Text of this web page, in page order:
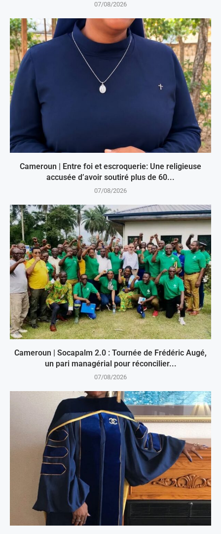
07/08/2026
Cameroun | Entre foi et escroquerie: Une religieuse
accusée d’avoir soutiré plus de 60...
07/08/2026
Cameroun | Socapalm 2.0 : Tournée de Frédéric Augé,
un pari managérial pour réconcilier...
07/08/2026